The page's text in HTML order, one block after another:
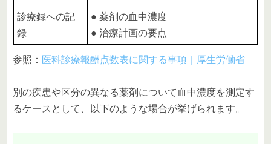
診療録への記
録
● 薬剤の血中濃度
● 治療計画の要点
参照： 医科診療報酬点数表に関する事項｜厚生労働省
別の疾患や区分の異なる薬剤について血中濃度を測定す
るケースとして、以下のような場合が挙げられます。